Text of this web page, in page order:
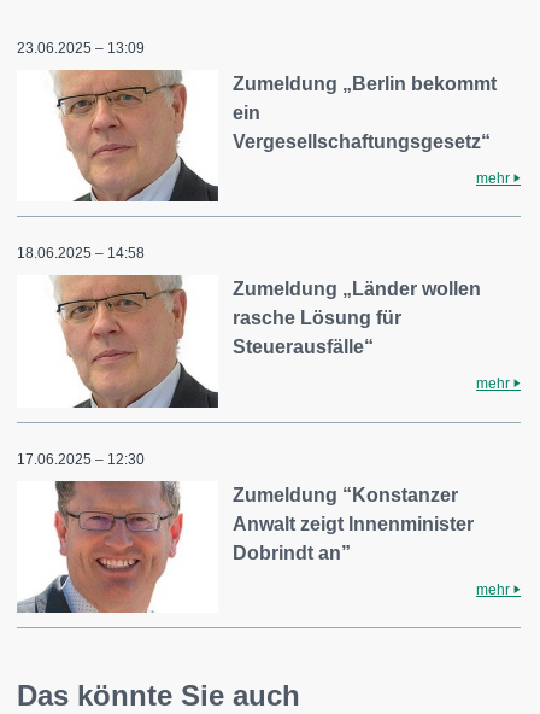
23.06.2025 – 13:09
Zumeldung „Berlin bekommt
ein
Vergesellschaftungsgesetz“
mehr
18.06.2025 – 14:58
Zumeldung „Länder wollen
rasche Lösung für
Steuerausfälle“
mehr
17.06.2025 – 12:30
Zumeldung “Konstanzer
Anwalt zeigt Innenminister
Dobrindt an”
mehr
Das könnte Sie auch